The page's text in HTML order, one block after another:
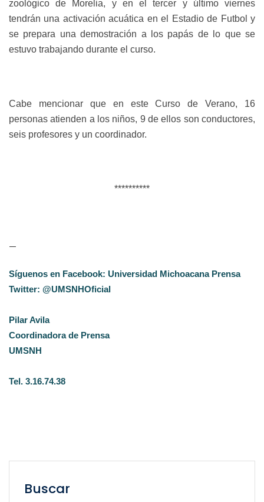
zoológico de Morelia, y en el tercer y último viernes
tendrán una activación acuática en el Estadio de Futbol y
se prepara una demostración a los papás de lo que se
estuvo trabajando durante el curso.
Cabe mencionar que en este Curso de Verano, 16
personas atienden a los niños, 9 de ellos son conductores,
seis profesores y un coordinador.
**********
—
Síguenos en Facebook: Universidad Michoacana Prensa
Twitter: @UMSNHOficial
Pilar Avila
Coordinadora de Prensa
UMSNH
Tel. 3.16.74.38
Buscar